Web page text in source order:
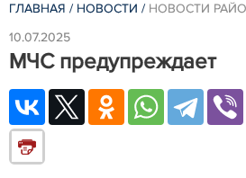
ГЛАВНАЯ / НОВОСТИ / НОВОСТИ
10.07.2025
МЧС предупреждает